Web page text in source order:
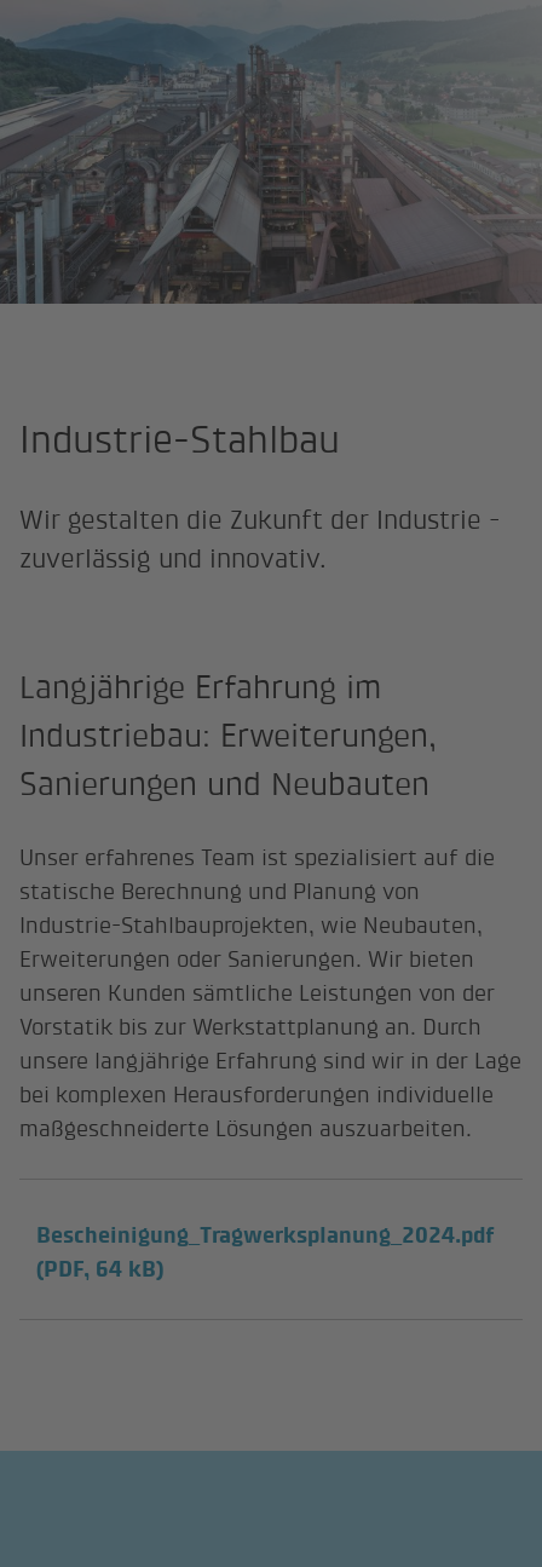
Industrie-Stahlbau
Wir gestalten die Zukunft der Industrie -
zuverlässig und innovativ.
Langjährige Erfahrung im
Industriebau: Erweiterungen,
Sanierungen und Neubauten
Unser erfahrenes Team ist spezialisiert auf die
statische Berechnung und Planung von
Industrie-Stahlbauprojekten, wie Neubauten,
Erweiterungen oder Sanierungen. Wir bieten
unseren Kunden sämtliche Leistungen von der
Vorstatik bis zur Werkstattplanung an. Durch
unsere langjährige Erfahrung sind wir in der Lage
bei komplexen Herausforderungen individuelle
maßgeschneiderte Lösungen auszuarbeiten.
Bescheinigung_Tragwerksplanung_2024.pdf
(PDF, 64 kB)